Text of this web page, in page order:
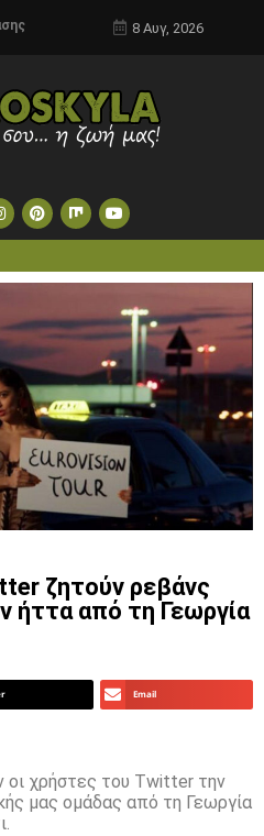
8 Αυγ, 2026
ζητούν ρεβάνς
ήττα από τη Γεωργία
Email
οι χρήστες του Twitter την
μας ομάδας από τη Γεωργία